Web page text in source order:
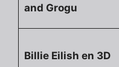
and Grogu
Billie Eilish en 3D